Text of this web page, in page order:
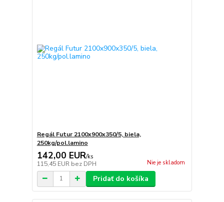
Regál Futur 2100x900x350/5, biela,
250kg/pol.lamino
142,00 EUR/ks
115,45 EUR bez DPH Nie je skladom
Pridať do košíka